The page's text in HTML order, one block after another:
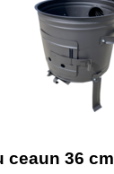
ceaun 36 cm